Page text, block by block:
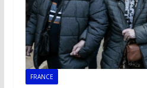
FRANCE